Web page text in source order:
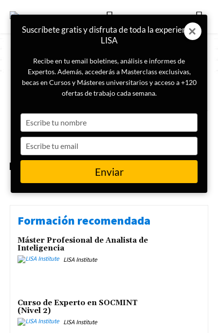
ETIQUETA
Gran Israel
¿Cuál es la ideología del Gran
Israel?
Formación recomendada
Máster Profesional de Analista de
Inteligencia
LISA Institute
Curso de Experto en SOCMINT
(Nivel 2)
LISA Institute
Suscríbete gratis y disfruta de toda la experiencia
LISA
Recibe en tu email boletines, análisis e informes de
Expertos. Además, accederás a Masterclass exclusivas,
becas en Cursos y Másteres universitarios y acceso a +120
ofertas de trabajo cada semana.
your
name
your
email
Enviar